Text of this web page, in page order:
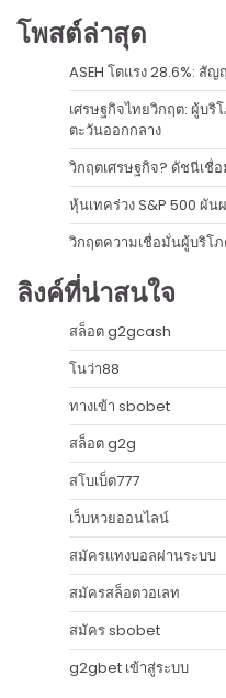
โพสต์ล่าสุด
ASEH โตแรง 28.6%: สั
เศรษฐกิจไทยวิกฤต: ผู้บริ
ตะวันออกกลาง
วิกฤตเศรษฐกิจ? ดัชนีเชื่
หุ้นเทคร่วง S&P 500 ผั
วิกฤตความเชื่อมั่นผู้บริโ
ลิงค์ที่น่าสนใจ
สล็อต g2gcash
โนว่า88
ทางเข้า sbobet
สล็อต g2g
สโบเบ็ต777
เว็บหวยออนไลน์
สมัครแทงบอลผ่านระบบ
สมัครสล็อตวอเลท
สมัคร sbobet
g2gbet เข้าสู่ระบบ